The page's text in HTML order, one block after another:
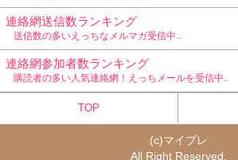
連絡網送信数ランキング
送信数の多いえっちなメルマガ受信中..
連絡網参加者数ランキング
購読者の多い人気連絡網！えっちメールを受信中..
TOP
(c)マイプレ
All Right Reserved.